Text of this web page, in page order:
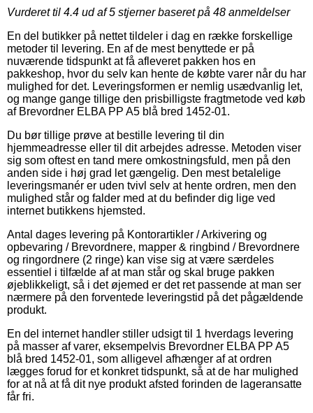
Vurderet til 4.4 ud af 5 stjerner baseret på 48 anmeldelser
En del butikker på nettet tildeler i dag en række forskellige
metoder til levering. En af de mest benyttede er på
nuværende tidspunkt at få afleveret pakken hos en
pakkeshop, hvor du selv kan hente de købte varer når du har
mulighed for det. Leveringsformen er nemlig usædvanlig let,
og mange gange tillige den prisbilligste fragtmetode ved køb
af Brevordner ELBA PP A5 blå bred 1452-01.
Du bør tillige prøve at bestille levering til din
hjemmeadresse eller til dit arbejdes adresse. Metoden viser
sig som oftest en tand mere omkostningsfuld, men på den
anden side i høj grad let gængelig. Den mest betalelige
leveringsmanér er uden tvivl selv at hente ordren, men den
mulighed står og falder med at du befinder dig lige ved
internet butikkens hjemsted.
Antal dages levering på Kontorartikler / Arkivering og
opbevaring / Brevordnere, mapper & ringbind / Brevordnere
og ringordnere (2 ringe) kan vise sig at være særdeles
essentiel i tilfælde af at man står og skal bruge pakken
øjeblikkeligt, så i det øjemed er det ret passende at man ser
nærmere på den forventede leveringstid på det pågældende
produkt.
En del internet handler stiller udsigt til 1 hverdags levering
på masser af varer, eksempelvis Brevordner ELBA PP A5
blå bred 1452-01, som alligevel afhænger af at ordren
lægges forud for et konkret tidspunkt, så at de har mulighed
for at nå at få dit nye produkt afsted forinden de lageransatte
får fri.